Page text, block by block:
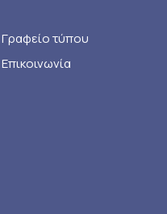
Γραφείο τύπου
Επικοινωνία